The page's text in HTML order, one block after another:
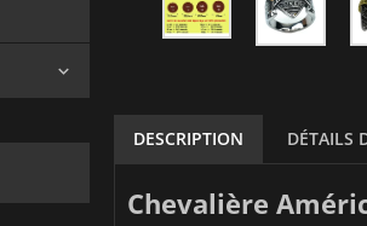

DESCRIPTION DÉTAILS
Chevalière